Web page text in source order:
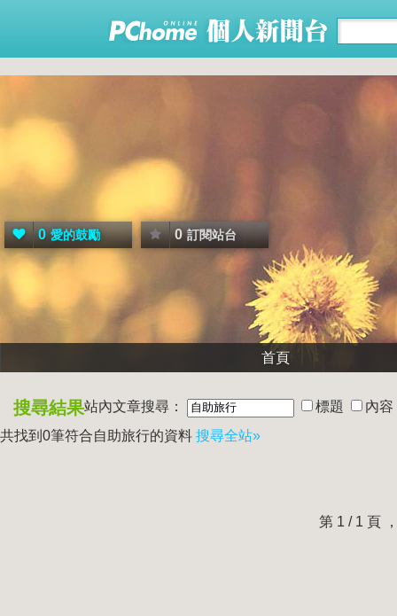
0 愛的鼓勵 0 訂閱站台
首頁
搜尋結果站內文章搜尋： 標題
內容
共找到0筆符合自助旅行的資料 搜尋全站»
第 1 / 1